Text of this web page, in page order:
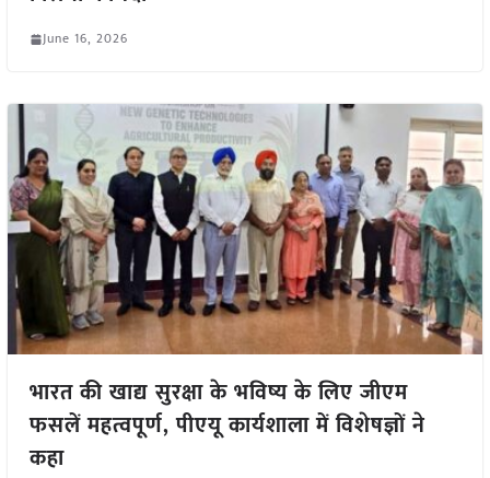
June 16, 2026
भारत की खाद्य सुरक्षा के भविष्य के लिए जीएम
फसलें महत्वपूर्ण, पीएयू कार्यशाला में विशेषज्ञों ने
कहा